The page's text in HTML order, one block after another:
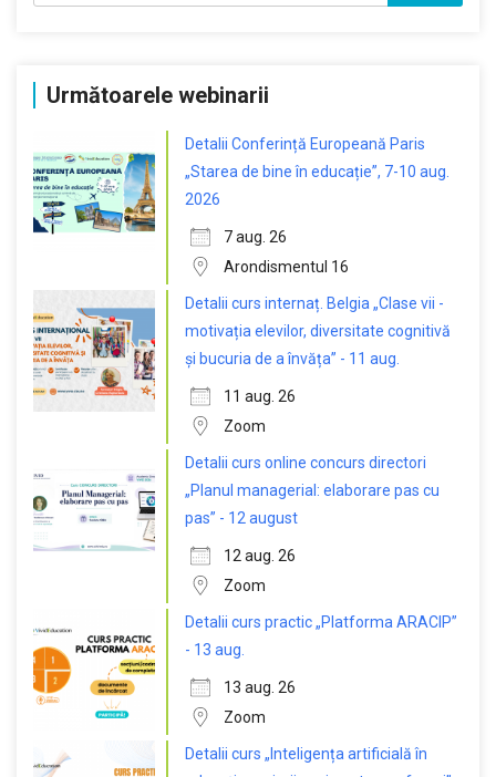
Următoarele webinarii
Detalii Conferință Europeană Paris
„Starea de bine în educație”, 7-10 aug.
2026
7 aug. 26
Arondismentul 16
Detalii curs internaț. Belgia „Clase vii -
motivația elevilor, diversitate cognitivă
și bucuria de a învăța” - 11 aug.
11 aug. 26
Zoom
Detalii curs online concurs directori
„Planul managerial: elaborare pas cu
pas” - 12 august
12 aug. 26
Zoom
Detalii curs practic „Platforma ARACIP”
- 13 aug.
13 aug. 26
Zoom
Detalii curs „Inteligența artificială în